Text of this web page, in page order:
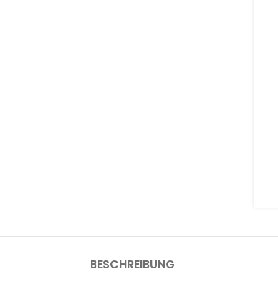
BESCHREIBUNG